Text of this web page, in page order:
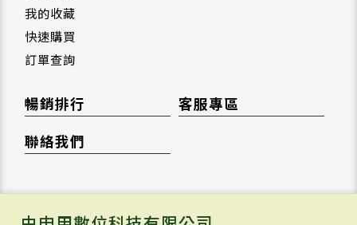
我的收藏
快速購買
訂單查詢
暢銷排行
客服專區
聯絡我們